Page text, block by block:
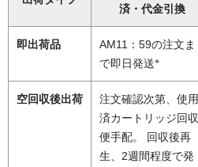
済・代金引換
即出荷品
AM11：59の注文ま
で即日発送※
空回収後出荷
注文確認次第、使用
済カートリッジ回収
便手配。 回収後再
生、2週間程度で発